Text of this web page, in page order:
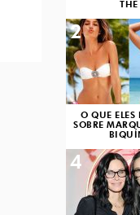
O QUE ELES
SOBRE
2
4